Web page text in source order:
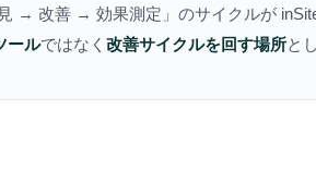
→ 改善 → 効果測定」のサイクルが
ールではなく 改善サイクルを回す場所と